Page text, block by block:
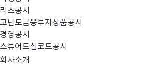
리츠공시
고난도금융투자상품공시
경영공시
스튜어드십코드공시
회사소개
- 다 음 -
1. 대상펀드: 미래에셋전략배분